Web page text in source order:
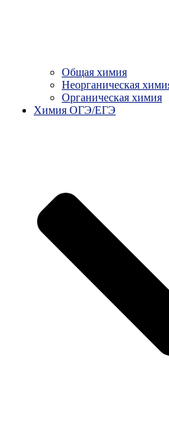
Общая химия
Неорганическая
Органическая химия
Химия ОГЭ/ЕГЭ